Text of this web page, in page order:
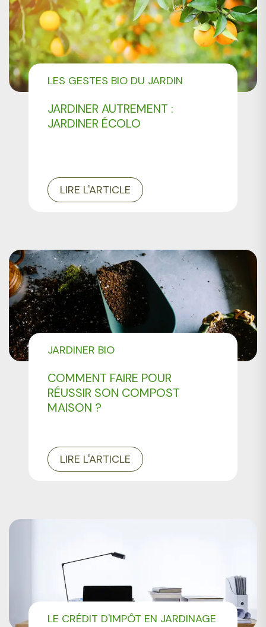
JARDINER AUTREMENT :
JARDINER ÉCOLO
LES GESTES BIO DU JARDIN
LIRE L'ARTICLE
COMMENT FAIRE POUR
RÉUSSIR SON COMPOST
MAISON ?
JARDINER BIO
LIRE L'ARTICLE
LE CRÉDIT D'IMPÔT EN JARDINAGE